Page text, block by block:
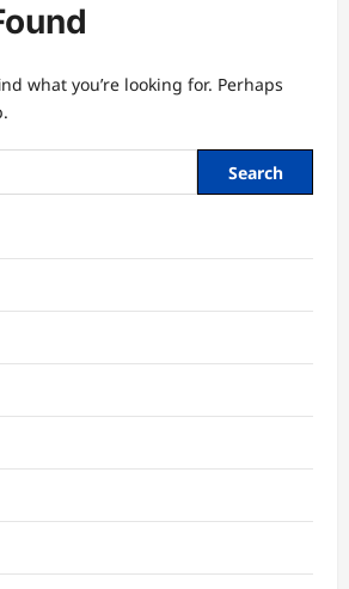
what you’re looking for. Perhaps